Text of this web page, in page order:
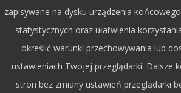
zapisywane na dysku urządzenia
statystycznych oraz ułatwienia
określić warunki przechowywania lub
ustawieniach Twojej przeglądarki. Dalsze
stron bez zmiany ustawień przeglądarki